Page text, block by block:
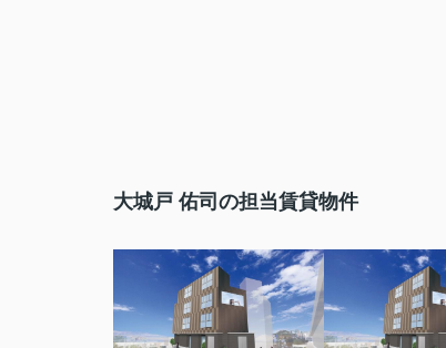
大城戸 佑司の担当賃貸物件